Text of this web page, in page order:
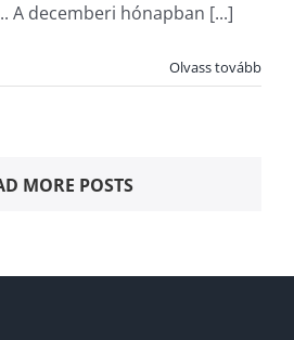
A decemberi hónapban [...]
Olvass tovább
MORE POSTS